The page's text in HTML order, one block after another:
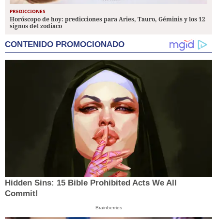
PREDICCIONES
Horóscopo de hoy: predicciones para Aries, Tauro, Géminis y los 12
signos del zodiaco
CONTENIDO PROMOCIONADO
Hidden Sins: 15 Bible Prohibited Acts We All
Commit!
Brainberries